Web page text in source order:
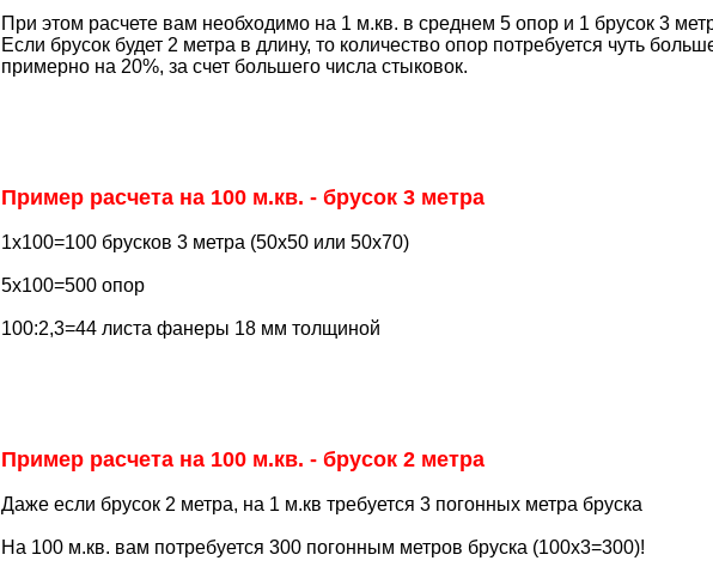
При этом расчете вам необходимо на 1 м.кв. в среднем 5 опор и 1 брусок 3
Если брусок будет 2 метра в длину, то количество опор потребуется чуть
примерно на 20%, за счет большего числа стыковок.
Пример расчета на 100 м.кв. - брусок 3 метра
1х100=100 брусков 3 метра (50х50 или 50х70)
5х100=500 опор
100:2,3=44 листа фанеры 18 мм толщиной
Пример расчета на 100 м.кв. - брусок 2 метра
Даже если брусок 2 метра, на 1 м.кв требуется 3 погонных метра бруска
На 100 м.кв. вам потребуется 300 погонным метров бруска (100х3=300)!